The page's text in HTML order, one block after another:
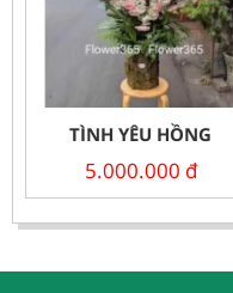
TÌNH YÊU HỒNG
5.000.000 đ